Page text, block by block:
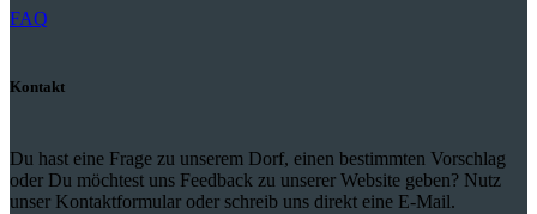
FAQ
Kontakt
Du hast eine Frage zu unserem Dorf, einen bestimmten Vorschlag
oder Du möchtest uns Feedback zu unserer Website geben? Nutz
unser Kontaktformular oder schreib uns direkt eine E-Mail.